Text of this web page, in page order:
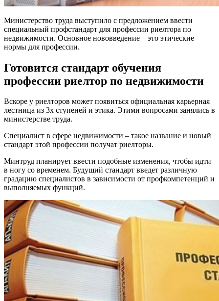
Министерство труда выступило с предложением ввести
специальный профстандарт для профессии риелтора по
недвижимости. Основное нововведение – это этические
нормы для профессии.
Готовится стандарт обучения
профессии риелтор по недвижимости
Вскоре у риелторов может появиться официальная карьерная
лестница из 3х ступеней и этика. Этими вопросами занялись в
министерстве труда.
Специалист в сфере недвижимости – такое название и новый
стандарт этой профессии получат риелторы.
Минтруд планирует ввести подобные изменения, чтобы идти
в ногу со временем. Будущий стандарт введет различную
градацию специалистов в зависимости от профкомпетенций и
выполняемых функций.